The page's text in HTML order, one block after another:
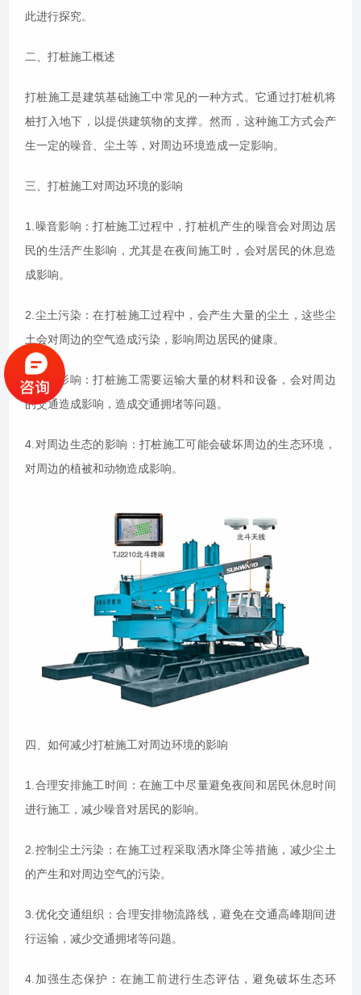
此进行探究。
二、打桩施工概述
打桩施工是建筑基础施工中常见的一种方式。它通过打桩机将
桩打入地下，以提供建筑物的支撑。然而，这种施工方式会产
生一定的噪音、尘土等，对周边环境造成一定影响。
三、打桩施工对周边环境的影响
1.噪音影响：打桩施工过程中，打桩机产生的噪音会对周边居
民的生活产生影响，尤其是在夜间施工时，会对居民的休息造
成影响。
2.尘土污染：在打桩施工过程中，会产生大量的尘土，这些尘
土会对周边的空气造成污染，影响周边居民的健康。
3.交通影响：打桩施工需要运输大量的材料和设备，会对周边
的交通造成影响，造成交通拥堵等问题。
4.对周边生态的影响：打桩施工可能会破坏周边的生态环境，
对周边的植被和动物造成影响。
四、如何减少打桩施工对周边环境的影响
1.合理安排施工时间：在施工中尽量避免夜间和居民休息时间
进行施工，减少噪音对居民的影响。
2.控制尘土污染：在施工过程采取洒水降尘等措施，减少尘土
的产生和对周边空气的污染。
3.优化交通组织：合理安排物流路线，避免在交通高峰期间进
行运输，减少交通拥堵等问题。
4.加强生态保护：在施工前进行生态评估，避免破坏生态环